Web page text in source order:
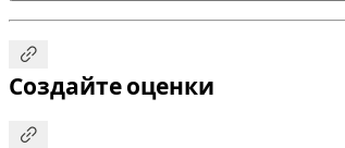

Создайте оценки
